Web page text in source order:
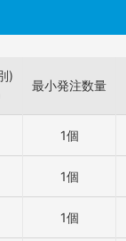
)
最小発注数量
1個
1個
1個